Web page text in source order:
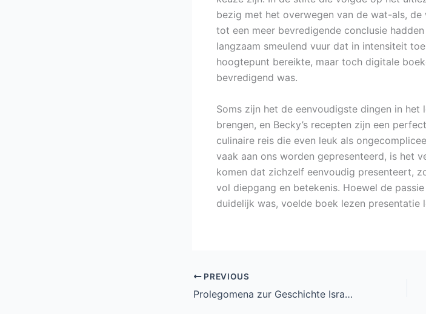
bezig met het overwegen van de wat-als,
tot een meer bevredigende conclusie
langzaam smeulend vuur dat in intensiteit
hoogtepunt bereikte, maar toch digitale
bevredigend was.
Soms zijn het de eenvoudigste dingen in het
brengen, en Becky’s recepten zijn een
culinaire reis die even leuk als
vaak aan ons worden gepresenteerd, is het
komen dat zichzelf eenvoudig presenteert,
vol diepgang en betekenis. Hoewel de
duidelijk was, voelde boek lezen
PREVIOUS
Prolegomena zur Geschichte Israels – Ebook